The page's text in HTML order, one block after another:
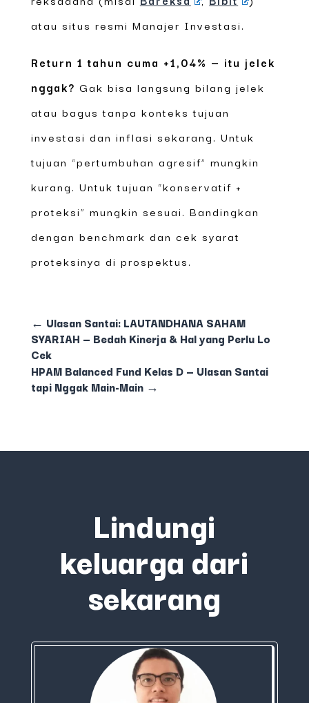
atau situs resmi Manajer Investasi.
Return 1 tahun cuma +1,04% — itu jelek
nggak? Gak bisa langsung bilang jelek
atau bagus tanpa konteks tujuan
investasi dan inflasi sekarang. Untuk
tujuan “pertumbuhan agresif” mungkin
kurang. Untuk tujuan “konservatif +
proteksi” mungkin sesuai. Bandingkan
dengan benchmark dan cek syarat
proteksinya di prospektus.
← Ulasan Santai: LAUTANDHANA SAHAM
SYARIAH — Bedah Kinerja & Hal yang Perlu Lo
Cek
HPAM Balanced Fund Kelas D — Ulasan Santai
tapi Nggak Main-Main→
Lindungi
keluarga dari
sekarang